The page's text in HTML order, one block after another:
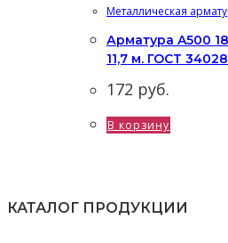
Металлическая
Арматура A500
11,7 м. ГОСТ
172 руб.
В корзину
КАТАЛОГ ПРОДУКЦИИ